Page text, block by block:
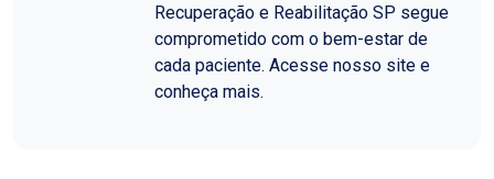
Recuperação e Reabilitação SP segue
comprometido com o bem-estar de
cada paciente. Acesse nosso site e
conheça mais.